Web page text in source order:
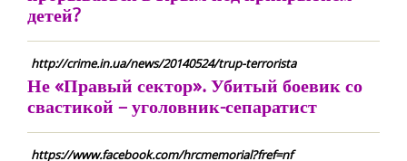
детей?
http://crime.in.ua/news/20140524/trup-terrorista
Не «Правый сектор». Убитый боевик со
свастикой – уголовник-сепаратист
https://www.facebook.com/hrcmemorial?fref=nf